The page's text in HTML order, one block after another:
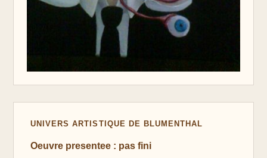
UNIVERS ARTISTIQUE DE BLUMENTHAL
Oeuvre presentee : pas fini